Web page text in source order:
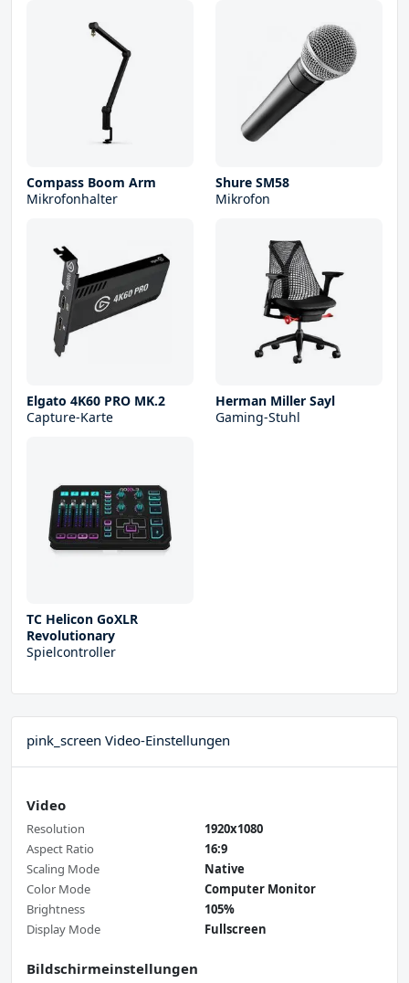
Compass Boom Arm
Mikrofonhalter
Shure SM58
Mikrofon
Elgato 4K60 PRO MK.2
Capture-Karte
Herman Miller Sayl
Gaming-Stuhl
TC Helicon GoXLR
Revolutionary
Spielcontroller
pink_screen Video-Einstellungen
Video
Resolution
1920x1080
Aspect Ratio
16:9
Scaling Mode
Native
Color Mode
Computer Monitor
Brightness
105%
Display Mode
Fullscreen
Bildschirmeinstellungen